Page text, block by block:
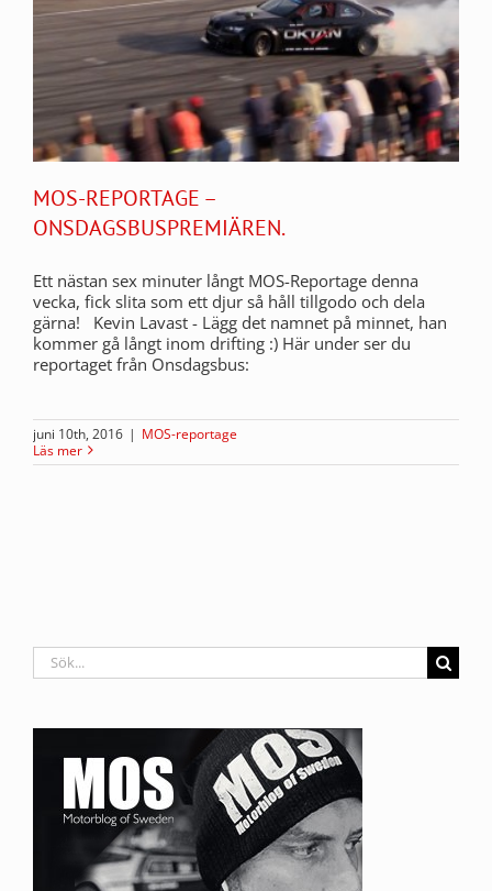
MOS-REPORTAGE –
ONSDAGSBUSPREMIÄREN.
Ett nästan sex minuter långt MOS-Reportage denna
vecka, fick slita som ett djur så håll tillgodo och dela
gärna! Kevin Lavast - Lägg det namnet på minnet, han
kommer gå långt inom drifting :) Här under ser du
reportaget från Onsdagsbus:
juni 10th, 2016 | MOS-reportage
Läs mer
Sök
efter: